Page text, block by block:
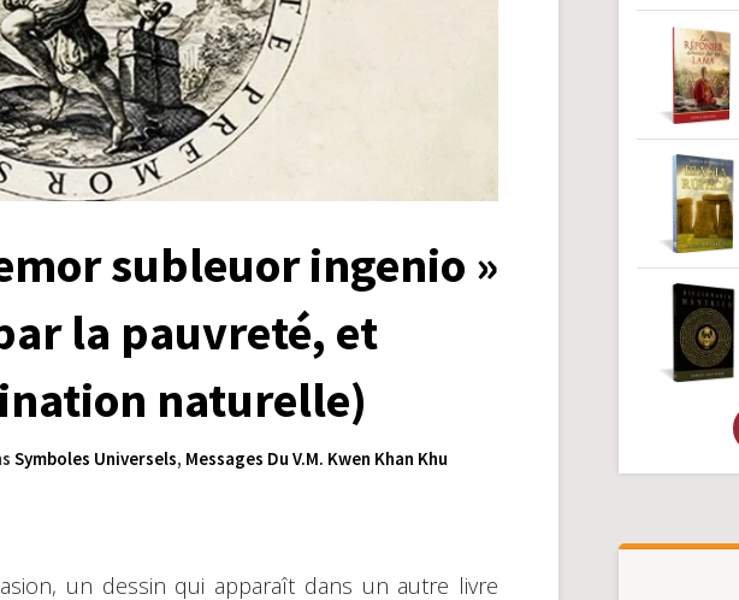
subleuor ingenio »
la pauvreté, et
naturelle)
Symboles Universels, Messages Du V.M. Kwen Khan Khu
un dessin qui apparaît dans un autre livre